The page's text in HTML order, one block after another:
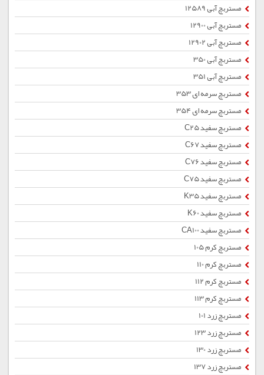
مستربچ آبی 12589
مستربچ آبی 12900
مستربچ آبی 12902
مستربچ آبی 350
مستربچ آبی 351
مستربچ سرمه ای 353
مستربچ سرمه ای 354
مستربچ سفید C25
مستربچ سفید C67
مستربچ سفید C76
مستربچ سفید C75
مستربچ سفید K35
مستربچ سفید K60
مستربچ سفید CA100
مستربچ کرم 105
مستربچ کرم 110
مستربچ کرم 112
مستربچ کرم 113
مستربچ زرد 101
مستربچ زرد 123
مستربچ زرد 130
مستربچ زرد 137